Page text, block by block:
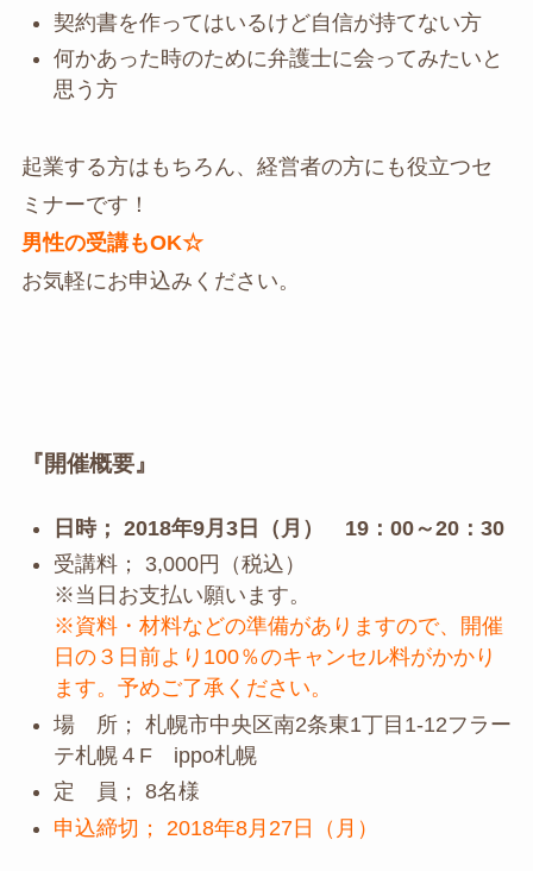
契約書を作ってはいるけど自信が持てない方
何かあった時のために弁護士に会ってみたいと
思う方
起業する方はもちろん、経営者の方にも役立つセ
ミナーです！
男性の受講もOK☆
お気軽にお申込みください。
『開催概要』
日時； 2018年9月3日（月） 19：00～20：30
受講料； 3,000円（税込）
※当日お支払い願います。
※資料・材料などの準備がありますので、開催
日の３日前より100％のキャンセル料がかかり
ます。予めご了承ください。
場 所； 札幌市中央区南2条東1丁目1-12フラー
テ札幌４F ippo札幌
定 員； 8名様
申込締切； 2018年8月27日（月）